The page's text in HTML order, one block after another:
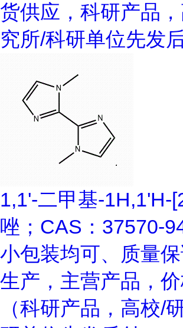
货供应，科研产品
究所/科研单位先发后
1,1'-二甲基-1H,1'H-
唑；CAS：37570-
小包装均可、质量
生产，主营产品，
（科研产品，高校/